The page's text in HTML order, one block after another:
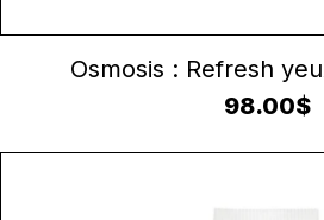
AJOUTER AU
Osmosis : Refresh
98.00$